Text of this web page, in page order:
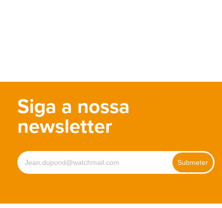
Siga a nossa
newsletter